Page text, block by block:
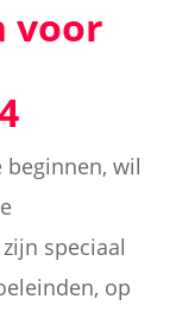
voor
beginnen, wil
speciaal
op